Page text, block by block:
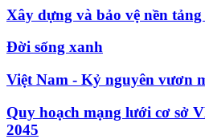
Xây dựng và bảo vệ nền
Đời sống xanh
Việt Nam - Kỷ nguyên vươn
Quy hoạch mạng lưới cơ sở
2045